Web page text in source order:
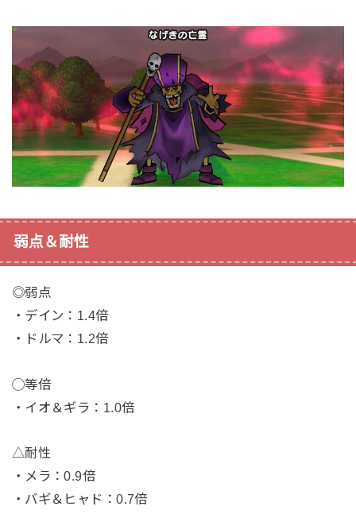
弱点＆耐性
◎弱点
・デイン：1.4倍
・ドルマ：1.2倍
◯等倍
・イオ＆ギラ：1.0倍
△耐性
・メラ：0.9倍
・バギ＆ヒャド：0.7倍